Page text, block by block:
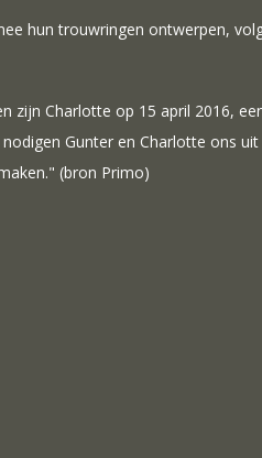
hun trouwringen ontwerpen,
zijn Charlotte op 15 april 2016,
Gunter en Charlotte ons
(bron Primo)